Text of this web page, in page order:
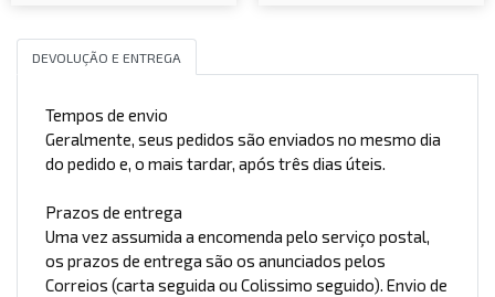
DEVOLUÇÃO E ENTREGA
Tempos de envio
Geralmente, seus pedidos são enviados no mesmo dia
do pedido e, o mais tardar, após três dias úteis.
Prazos de entrega
Uma vez assumida a encomenda pelo serviço postal,
os prazos de entrega são os anunciados pelos
Correios (carta seguida ou Colissimo seguido). Envio de